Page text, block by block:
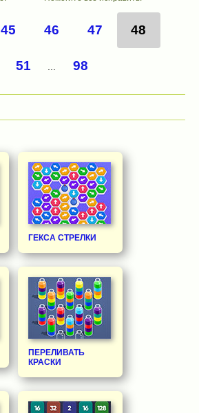
45 46 47 48
51 98
ГЕКСА СТРЕЛКИ
ПЕРЕЛИВАТЬ
КРАСКИ